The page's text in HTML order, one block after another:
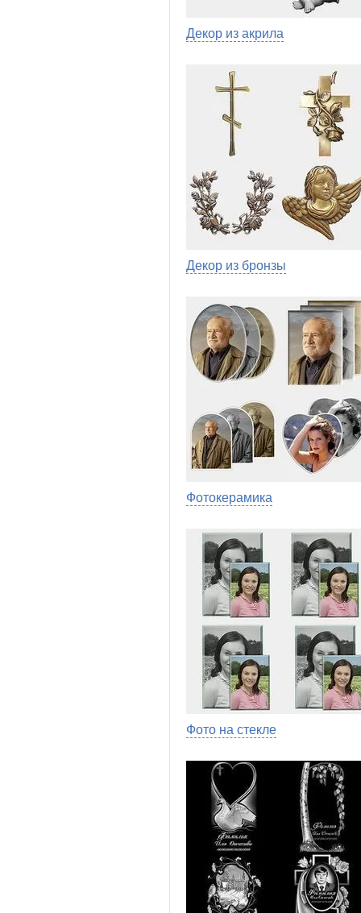
Декор из акрила
Декор из бронзы
Фотокерамика
Фото на стекле